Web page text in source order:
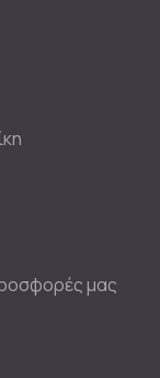
μας